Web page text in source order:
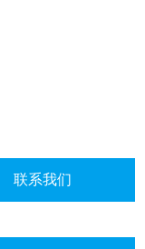
联系我们